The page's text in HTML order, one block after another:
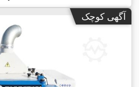
آگهی کوچک